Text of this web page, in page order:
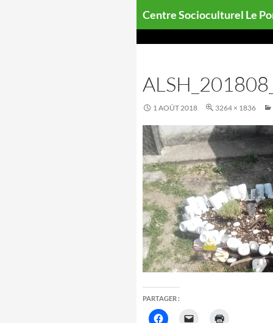
Centre Socioculturel Le
1 AOÛT 2018 3264 × 1836
PARTAGER :